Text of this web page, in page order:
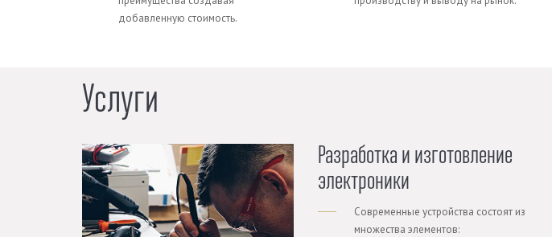
добавленную стоимость.
Услуги
Разработка и изготовление
электроники
Современные устройства состоят из
множества элементов: